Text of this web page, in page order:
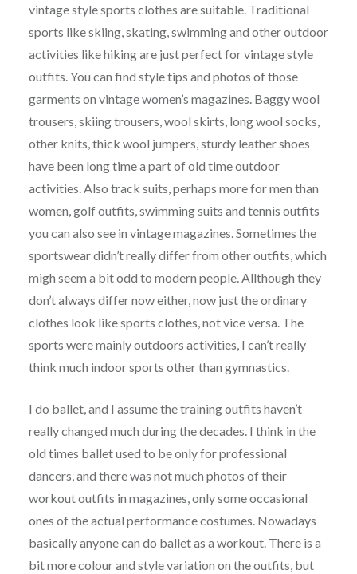
vintage style sports clothes are suitable. Traditional
sports like skiing, skating, swimming and other outdoor
activities like hiking are just perfect for vintage style
outfits. You can find style tips and photos of those
garments on vintage women’s magazines. Baggy wool
trousers, skiing trousers, wool skirts, long wool socks,
other knits, thick wool jumpers, sturdy leather shoes
have been long time a part of old time outdoor
activities. Also track suits, perhaps more for men than
women, golf outfits, swimming suits and tennis outfits
you can also see in vintage magazines. Sometimes the
sportswear didn’t really differ from other outfits, which
migh seem a bit odd to modern people. Allthough they
don’t always differ now either, now just the ordinary
clothes look like sports clothes, not vice versa. The
sports were mainly outdoors activities, I can’t really
think much indoor sports other than gymnastics.
I do ballet, and I assume the training outfits haven’t
really changed much during the decades. I think in the
old times ballet used to be only for professional
dancers, and there was not much photos of their
workout outfits in magazines, only some occasional
ones of the actual performance costumes. Nowadays
basically anyone can do ballet as a workout. There is a
bit more colour and style variation on the outfits, but